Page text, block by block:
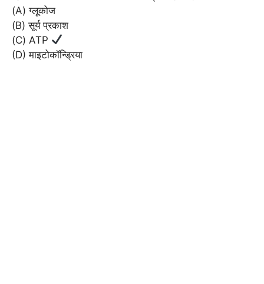
(A) ग्लूकोज
(B) सूर्य प्रकाश
(C) ATP
(D) माइटोकॉन्ड्रिया